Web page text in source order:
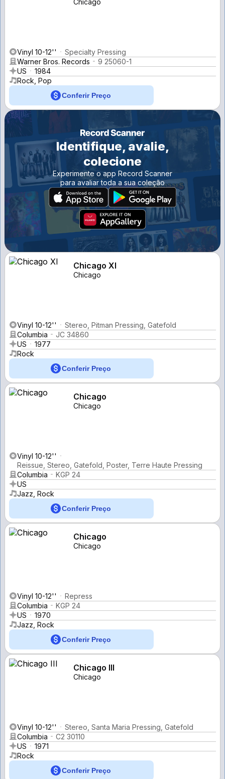
Vinyl 10-12''
Specialty Pressing
Warner Bros. Records
9 25060-1
US
1984
Rock, Pop
Conferir Preço
Identifique, avalie,
colecione
Experimente o app Record Scanner
para avaliar toda a sua coleção
Chicago XI
Chicago
Vinyl 10-12''
Stereo, Pitman Pressing, Gatefold
Columbia
JC 34860
US
1977
Rock
Conferir Preço
Chicago
Chicago
Vinyl 10-12''
Reissue, Stereo, Gatefold, Poster, Terre Haute Pressing
Columbia
KGP 24
US
Jazz, Rock
Conferir Preço
Chicago
Chicago
Vinyl 10-12''
Repress
Columbia
KGP 24
US
1970
Jazz, Rock
Conferir Preço
Chicago III
Chicago
Vinyl 10-12''
Stereo, Santa Maria Pressing, Gatefold
Columbia
C2 30110
US
1971
Rock
Conferir Preço